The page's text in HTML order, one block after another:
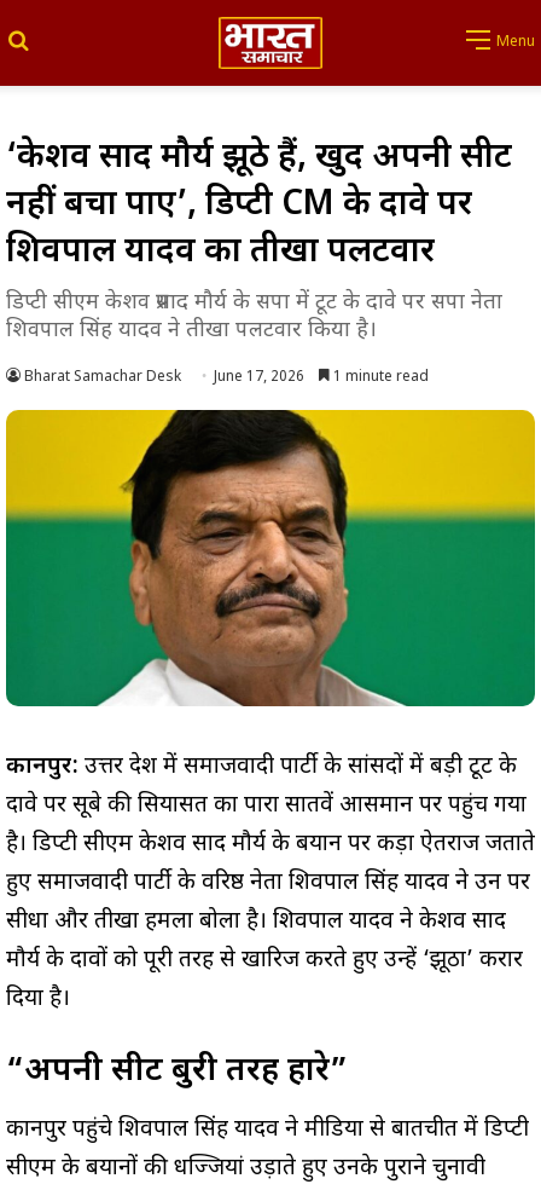
Menu
‘केशव प्रसाद मौर्य झूठे हैं, खुद अपनी सीट
नहीं बचा पाए’, डिप्टी CM के दावे पर
शिवपाल यादव का तीखा पलटवार
डिप्टी सीएम केशव प्रसाद मौर्य के सपा में टूट के दावे पर सपा नेता
शिवपाल सिंह यादव ने तीखा पलटवार किया है।
Bharat Samachar Desk June 17, 2026 1 minute read
कानपुर: उत्तर प्रदेश में समाजवादी पार्टी के सांसदों में बड़ी टूट के
दावे पर सूबे की सियासत का पारा सातवें आसमान पर पहुंच गया
है। डिप्टी सीएम केशव प्रसाद मौर्य के बयान पर कड़ा ऐतराज जताते
हुए समाजवादी पार्टी के वरिष्ठ नेता शिवपाल सिंह यादव ने उन पर
सीधा और तीखा हमला बोला है। शिवपाल यादव ने केशव प्रसाद
मौर्य के दावों को पूरी तरह से खारिज करते हुए उन्हें ‘झूठा’ करार
दिया है।
“अपनी सीट बुरी तरह हारे”
कानपुर पहुंचे शिवपाल सिंह यादव ने मीडिया से बातचीत में डिप्टी
सीएम के बयानों की धज्जियां उड़ाते हुए उनके पुराने चुनावी